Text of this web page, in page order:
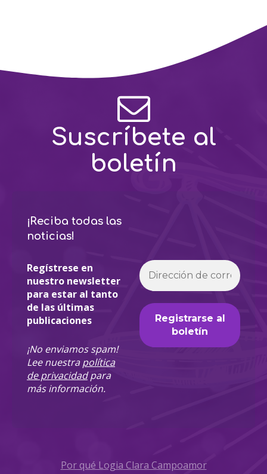
Suscríbete al
boletín
¡Reciba todas las
noticias!
Regístrese en
nuestro newsletter
para estar al tanto
de las últimas
publicaciones
¡No enviamos spam!
Lee nuestrapolítica
de privacidadpara
más información.
Por qué Logia Clara Campoamor